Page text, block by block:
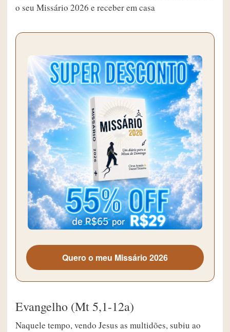
o seu Missário 2026 e receber em casa
Quero o meu Missário 2026
Evangelho (Mt 5,1-12a)
Naquele tempo, vendo Jesus as multidões, subiu ao